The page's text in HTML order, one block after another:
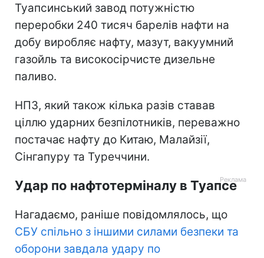
Туапсинський завод потужністю
переробки 240 тисяч барелів нафти на
добу виробляє нафту, мазут, вакуумний
газойль та високосірчисте дизельне
паливо.
НПЗ, який також кілька разів ставав
ціллю ударних безпілотників, переважно
постачає нафту до Китаю, Малайзії,
Сінгапуру та Туреччини.
Удар по нафтотерміналу в Туапсе
Нагадаємо, раніше повідомлялось, що
СБУ спільно з іншими силами безпеки та
оборони завдала удару по